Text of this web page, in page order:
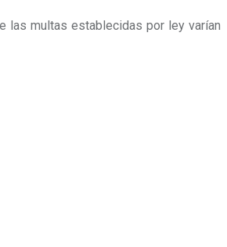
las multas establecidas por ley varían